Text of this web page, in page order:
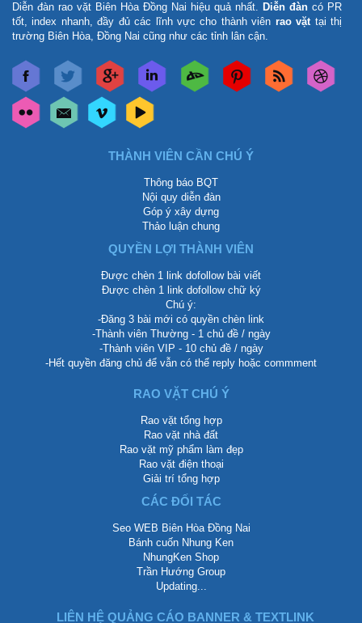
Diễn đàn rao vặt Biên Hòa Đồng Nai hiệu quả nhất. Diễn đàn có PR
tốt, index nhanh, đầy đủ các lĩnh vực cho thành viên rao vặttại thị
trường Biên Hòa, Đồng Nai cũng như các tỉnh lân cận.
THÀNH VIÊN CẦN CHÚ Ý
Thông báo BQT
Nội quy diễn đàn
Góp ý xây dựng
Thảo luận chung
QUYỀN LỢI THÀNH VIÊN
Được chèn 1 link dofollow bài viết
Được chèn 1 link dofollow chữ ký
Chú ý:
-Đăng 3 bài mới có quyền chèn link
-Thành viên Thường - 1 chủ đề / ngày
-Thành viên VIP - 10 chủ đề / ngày
-Hết quyền đăng chủ để vẫn có thể reply hoặc commment
RAO VẶT CHÚ Ý
Rao vặt tổng hợp
Rao vặt nhà đất
Rao vặt mỹ phẩm làm đẹp
Rao vặt điện thoại
Giải trí tổng hợp
CÁC ĐỐI TÁC
Seo WEB Biên Hòa Đồng Nai
Bánh cuốn Nhung Ken
NhungKen Shop
Trần Hướng Group
Updating...
LIÊN HỆ QUẢNG CÁO BANNER & TEXTLINK